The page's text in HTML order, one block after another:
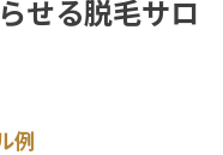
せる脱毛サロ
例